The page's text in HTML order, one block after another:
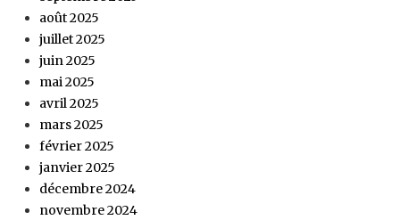
août 2025
juillet 2025
juin 2025
mai 2025
avril 2025
mars 2025
février 2025
janvier 2025
décembre 2024
novembre 2024